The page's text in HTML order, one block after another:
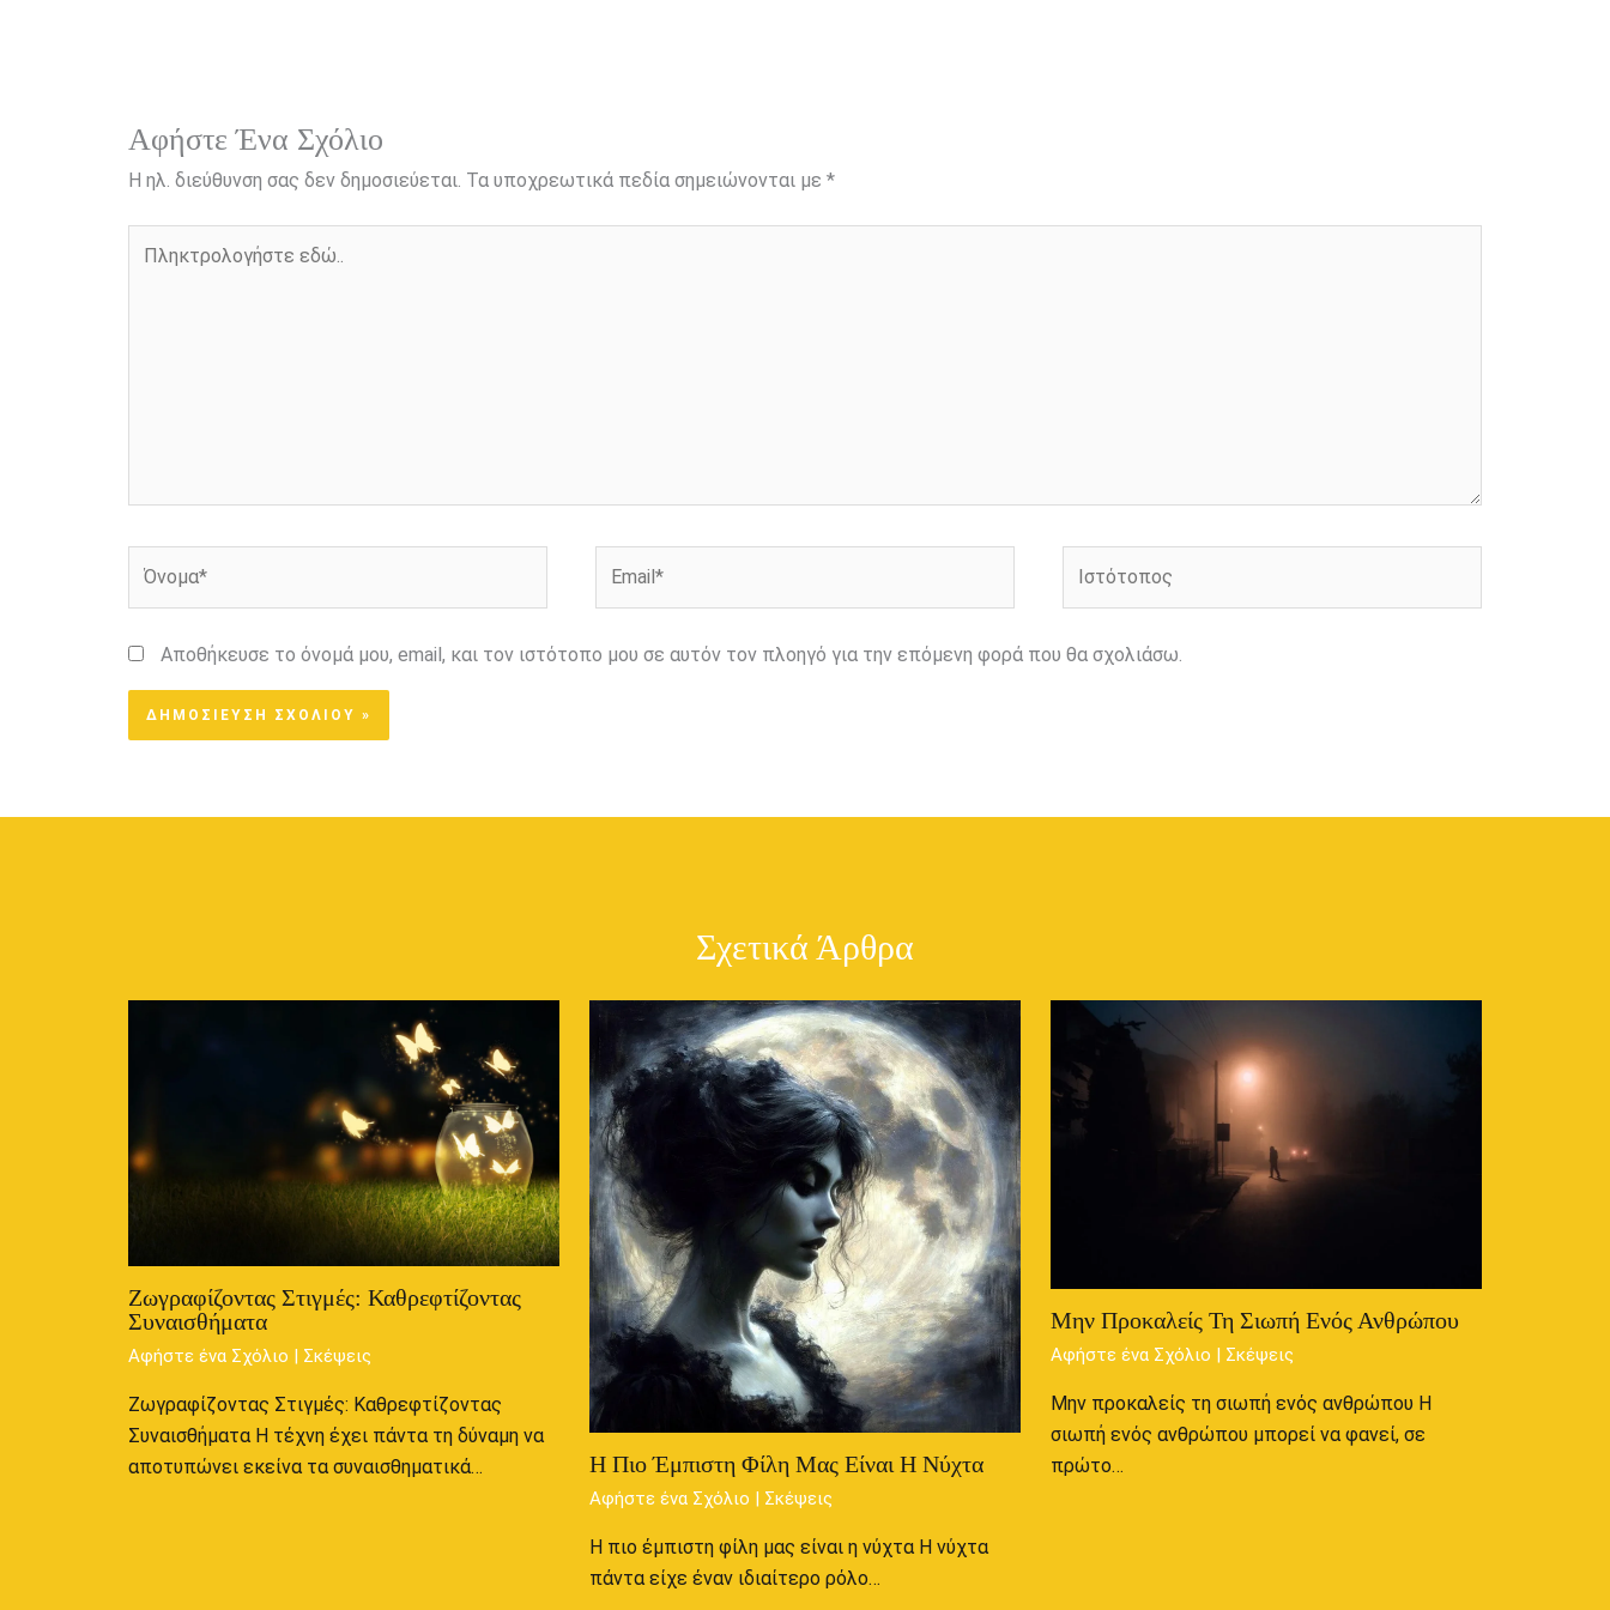
Αφήστε Ένα Σχόλιο
Η ηλ. διεύθυνση σας δεν δημοσιεύεται. Τα υποχρεωτικά πεδία σημειώνονται με *
εδώ..
Αποθήκευσε το όνομά μου, email, και τον ιστότοπο μου σε αυτόν τον πλοηγό για την επόμενη φορά που θα σχολιάσω.
Σχετικά Άρθρα
Ζωγραφίζοντας Στιγμές: Καθρεφτίζοντας
Συναισθήματα
Αφήστε ένα Σχόλιο Σκέψεις
Ζωγραφίζοντας Στιγμές: Καθρεφτίζοντας
Συναισθήματα Η τέχνη έχει πάντα τη δύναμη να
αποτυπώνει εκείνα τα συναισθηματικά…
Η Πιο Έμπιστη Φίλη Μας Είναι Η Νύχτα
Αφήστε ένα Σχόλιο | Σκέψεις
Η πιο έμπιστη φίλη μας είναι η νύχτα Η νύχτα
πάντα είχε έναν ιδιαίτερο ρόλο…
Μην Προκαλείς Τη Σιωπή Ενός Ανθρώπου
Αφήστε ένα Σχόλιο | Σκέψεις
Μην προκαλείς τη σιωπή ενός ανθρώπου Η
σιωπή ενός ανθρώπου μπορεί να φανεί, σε
πρώτο…